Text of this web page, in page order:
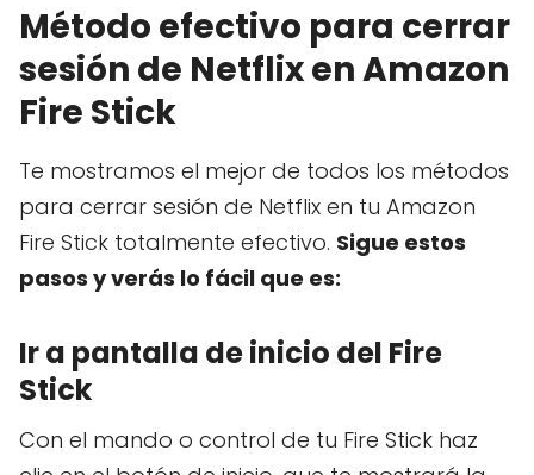
Método efectivo para cerrar
sesión de Netflix en Amazon
Fire Stick
Te mostramos el mejor de todos los métodos
para cerrar sesión de Netflix en tu Amazon
Fire Stick totalmente efectivo. Sigue estos
pasos y verás lo fácil que es:
Ir a pantalla de inicio del Fire
Stick
Con el mando o control de tu Fire Stick haz